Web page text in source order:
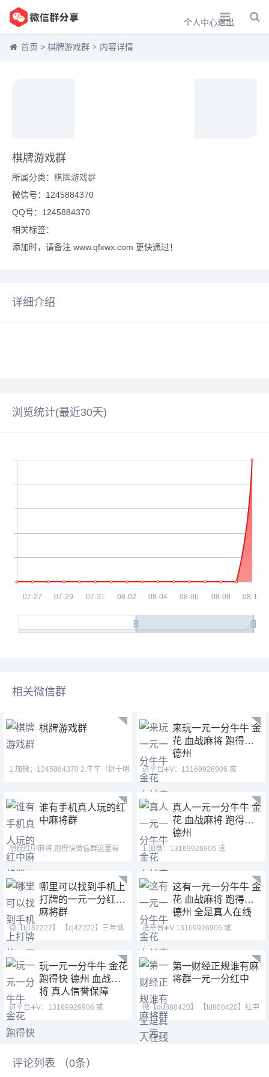
个人中心退出
首页 > 棋牌游戏群 内容详情
棋牌游戏群
所属分类： 棋牌游戏群
微信号：1245884370
QQ号：1245884370
相关标签：
添加时，请备注 www.qfxwx.com 更快通过！
详细介绍
浏览统计(最近30天)
相关微信群
棋牌游戏群
1.加微；1245884370 2.牛牛（拼十明
来玩一元一分牛牛 金
花 血战麻将 跑得快
德州
进平台➕V：13169926906 或
谁有手机真人玩的红
中麻将群
想玩红中麻将,跑得快微信群这里有
真人一元一分牛牛 金
花 血战麻将 跑得快
德州
1.加微：13169926906 或
哪里可以找到手机上
打牌的一元一分红中
麻将群
微【tj182222】 【cj42222】三年诚
信老群，支持各种验证
这有一元一分牛牛 金
花 血战麻将 跑得快
德州 全是真人在线
进平台➕V 13169926906 或
玩一元一分牛牛 金花
跑得快 德州 血战麻
将 真人信誉保障
进平台➕V：13169926906 或
第一财经正规谁有麻
将群一元一分红中
微【dd888420】 【td888420】红中
麻将 跑得快 全天24
评论列表 （0条）